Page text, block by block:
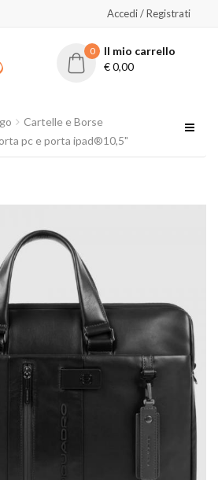
Accedi / Registrati
0
Il mio carrello
€0,00
Cartelle e Borse
pc e porta ipad®10,5"